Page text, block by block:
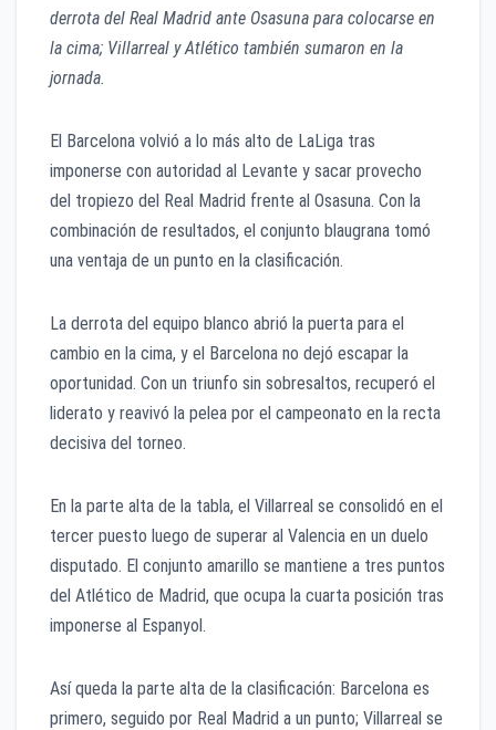
derrota del Real Madrid ante Osasuna para colocarse en
la cima; Villarreal y Atlético también sumaron en la
jornada.
El Barcelona volvió a lo más alto de LaLiga tras
imponerse con autoridad al Levante y sacar provecho
del tropiezo del Real Madrid frente al Osasuna. Con la
combinación de resultados, el conjunto blaugrana tomó
una ventaja de un punto en la clasificación.
La derrota del equipo blanco abrió la puerta para el
cambio en la cima, y el Barcelona no dejó escapar la
oportunidad. Con un triunfo sin sobresaltos, recuperó el
liderato y reavivó la pelea por el campeonato en la recta
decisiva del torneo.
En la parte alta de la tabla, el Villarreal se consolidó en el
tercer puesto luego de superar al Valencia en un duelo
disputado. El conjunto amarillo se mantiene a tres puntos
del Atlético de Madrid, que ocupa la cuarta posición tras
imponerse al Espanyol.
Así queda la parte alta de la clasificación: Barcelona es
primero, seguido por Real Madrid a un punto; Villarreal se